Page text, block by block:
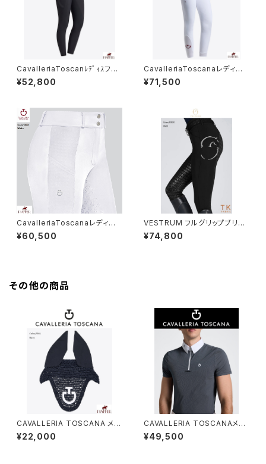
CavalleriaToscanﾚﾃﾞｨｽフル
グリップレギンス PAD230 JE1
95
¥52,800
CavalleriaToscanaレディー
ス白FGキュロットPAD096 JE
010
¥71,500
CavalleriaToscanaレディー
ス白FGキュロットPAD213 JE1
95
¥60,500
VESTRUM フルグリップブリー
チW102365074
¥74,800
その他の商品
CAVALLERIA TOSCANA メッ
シュイヤーネット CUF049CO
061
¥22,000
CAVALLERIA TOSCANAメン
¥49,500